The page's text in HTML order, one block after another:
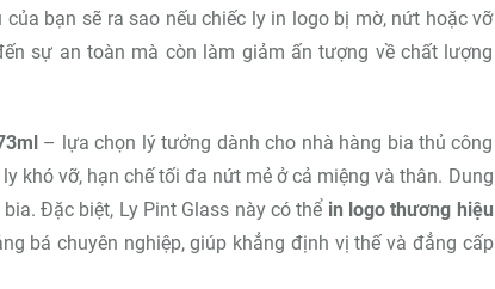
bạn sẽ ra sao nếu chiếc ly in logo bị mờ, nứt hoặc vỡ
sự an toàn mà còn làm giảm ấn tượng về chất lượng
– lựa chọn lý tưởng dành cho nhà hàng bia thủ công
khó vỡ, hạn chế tối đa nứt mẻ ở cả miệng và thân. Dung
Đặc biệt, Ly Pint Glass này có thể in logo thương hiệu
bá chuyên nghiệp, giúp khẳng định vị thế và đẳng cấp